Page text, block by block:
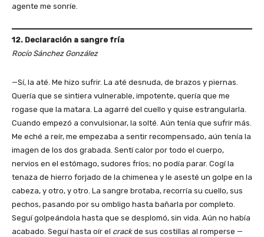
agente me sonríe.
12. Declaración a sangre fría
Rocío Sánchez González
—Sí, la até. Me hizo sufrir. La até desnuda, de brazos y piernas.
Quería que se sintiera vulnerable, impotente, quería que me
rogase que la matara. La agarré del cuello y quise estrangularla.
Cuando empezó a convulsionar, la solté. Aún tenía que sufrir más.
Me eché a reír, me empezaba a sentir recompensado, aún tenía la
imagen de los dos grabada. Sentí calor por todo el cuerpo,
nervios en el estómago, sudores fríos; no podía parar. Cogí la
tenaza de hierro forjado de la chimenea y le asesté un golpe en la
cabeza, y otro, y otro. La sangre brotaba, recorría su cuello, sus
pechos, pasando por su ombligo hasta bañarla por completo.
Seguí golpeándola hasta que se desplomó, sin vida. Aún no había
acabado. Seguí hasta oír el crackde sus costillas al romperse —